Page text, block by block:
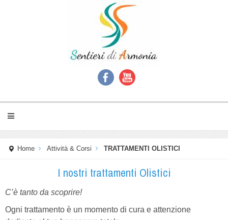
Home Attività & Corsi TRATTAMENTI OLISTICI
I nostri trattamenti Olistici
C’è tanto da scoprire!
Ogni trattamento è un momento di cura e attenzione